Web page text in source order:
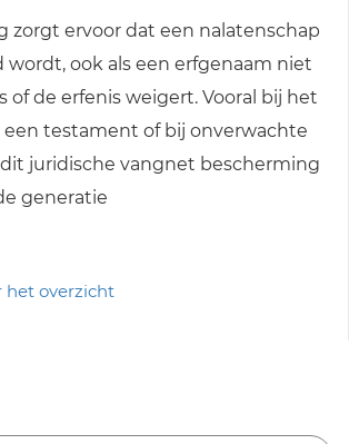
zorgt ervoor dat een nalatenschap
wordt, ook als een erfgenaam niet
of de erfenis weigert. Vooral bij het
testament of bij onverwachte
juridische vangnet bescherming
generatie
het overzicht